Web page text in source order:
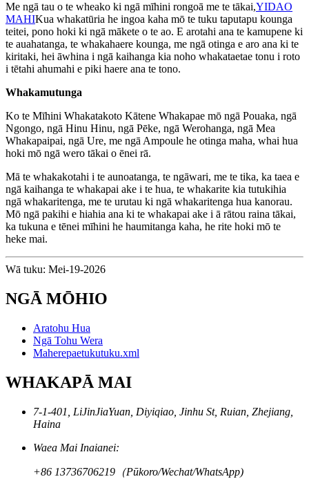
Me ngā tau o te wheako ki ngā mīhini rongoā me te tākai,YIDAO
MAHIKua whakatūria he ingoa kaha mō te tuku taputapu kounga
teitei, pono hoki ki ngā mākete o te ao. E arotahi ana te kamupene ki
te auahatanga, te whakahaere kounga, me ngā otinga e aro ana ki te
kiritaki, hei āwhina i ngā kaihanga kia noho whakataetae tonu i roto
i tētahi ahumahi e piki haere ana te tono.
Whakamutunga
Ko te Mīhini Whakatakoto Kātene Whakapae mō ngā Pouaka, ngā
Ngongo, ngā Hinu Hinu, ngā Pēke, ngā Werohanga, ngā Mea
Whakapaipai, ngā Ure, me ngā Ampoule he otinga maha, whai hua
hoki mō ngā wero tākai o ēnei rā.
Mā te whakakotahi i te aunoatanga, te ngāwari, me te tika, ka taea e
ngā kaihanga te whakapai ake i te hua, te whakarite kia tutukihia
ngā whakaritenga, me te urutau ki ngā whakaritenga hua kanorau.
Mō ngā pakihi e hiahia ana ki te whakapai ake i ā rātou raina tākai,
ka tukuna e tēnei mīhini he haumitanga kaha, he rite hoki mō te
heke mai.
Wā tuku: Mei-19-2026
NGĀ MŌHIO
Aratohu Hua
Ngā Tohu Wera
Maherepaetukutuku.xml
WHAKAPĀ MAI
7-1-401, LiJinJiaYuan, Diyiqiao, Jinhu St, Ruian, Zhejiang,
Haina
Waea Mai Inaianei:
+86 13736706219（Pūkoro/Wechat/WhatsApp)